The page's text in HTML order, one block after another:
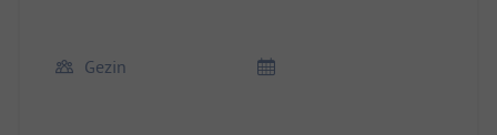
Gezin